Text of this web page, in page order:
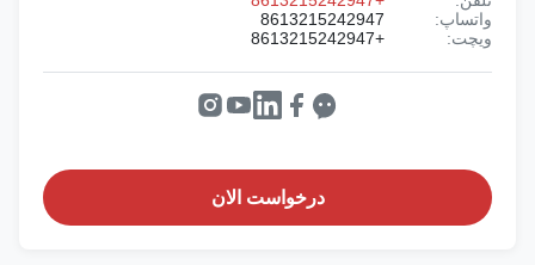
واتساپ:
8613215242947
ویچت:
درخواست الان